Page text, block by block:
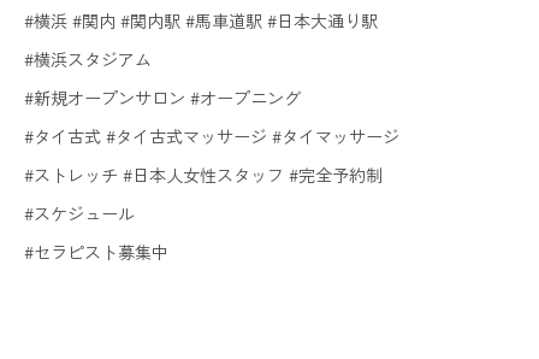
#横浜 #関内 #関内駅 #馬車道駅 #日本大通り駅
#横浜スタジアム
#新規オープンサロン #オープニング
#タイ古式 #タイ古式マッサージ #タイマッサージ
#ストレッチ #日本人女性スタッフ #完全予約制
#スケジュール
#セラピスト募集中